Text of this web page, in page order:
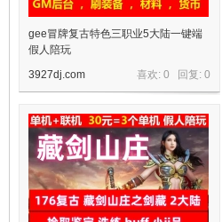
gee冒牌复古特色三职业5大陆一键端
假人陪玩
喜欢: 0 回复: 0
3927dj.com